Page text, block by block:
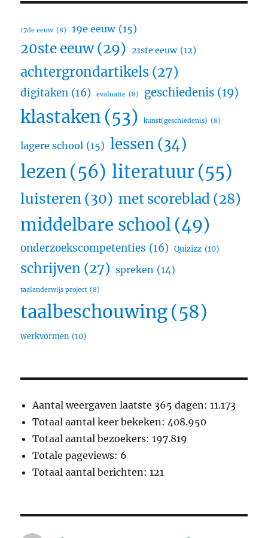
17de eeuw (8) 19e eeuw (15)
20ste eeuw(29) 21ste eeuw (12)
achtergrondartikels (27)
digitaken (16) evaluatie (8) geschiedenis (19)
klastaken(53) kunst(geschiedenis) (8)
lagere school (15) lessen(34)
lezen(56) literatuur(55)
luisteren (30) met scoreblad (28)
middelbare school(49)
onderzoekscompetenties (16) Quizizz (10)
schrijven (27) spreken (14)
taalanderwijs project (8)
taalbeschouwing(58)
werkvormen (10)
Aantal weergaven laatste 365 dagen:11.173
Totaal aantal keer bekeken: 408.950
Totaal aantal bezoekers:197.819
Totale pageviews: 6
Totaal aantal berichten:121